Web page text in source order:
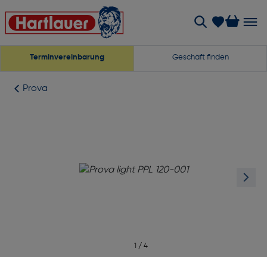
Terminvereinbarung Geschäft finden
Prova
1 / 4